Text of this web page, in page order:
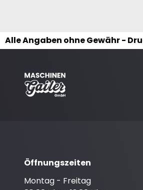
Alle Angaben ohne Gewähr -
Öffnungszeiten
Montag - Freitag